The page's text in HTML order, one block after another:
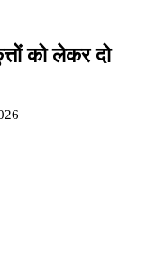
को लेकर दो